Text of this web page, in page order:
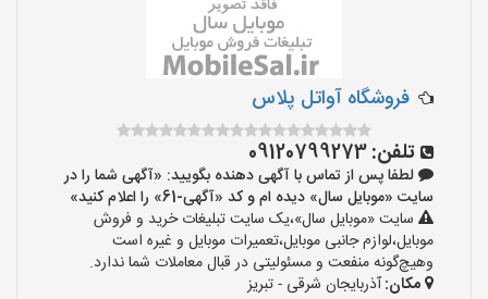
فروشگاه آواتل پلاس
تلفن:09120799273
لطفا پس از تماس با آگهی دهنده بگویید: «آگهی شما را در
سایت «موبایل سال» دیده ام و کد «آگهی-61» را اعلام کنید»
سایت «موبایل سال»،یک سایت تبلیغات خرید و فروش
موبایل،لوازم جانبی موبایل،تعمیرات موبایل و غیره است
وهیچ‌گونه منفعت و مسئولیتی در قبال معاملات شما ندارد.
مکان:آذربایجان شرقی - تبریز